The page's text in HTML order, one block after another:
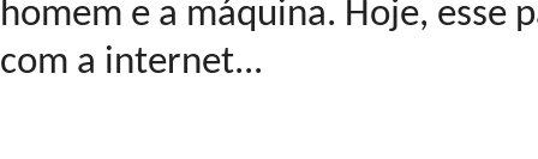
homem e a máquina. Hoje, esse
com a internet...